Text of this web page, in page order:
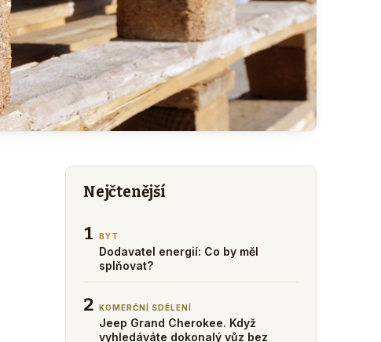
Nejčtenější
1 BYT
Dodavatel energií: Co by měl
splňovat?
2 KOMERČNÍ SDĚLENÍ
Jeep Grand Cherokee. Když
vyhledáváte dokonalý vůz bez